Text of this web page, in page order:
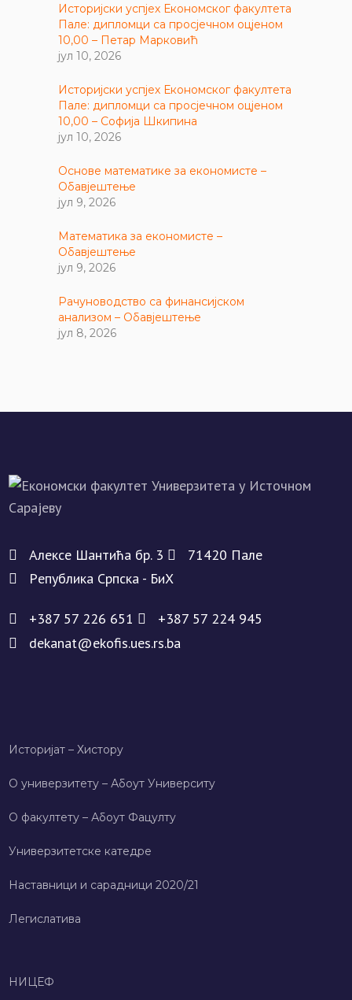
Историјски успјех Економског факултета
Пале: дипломци са просјечном оцјеном
10,00 – Петар Марковић
јул 10, 2026
Историјски успјех Економског факултета
Пале: дипломци са просјечном оцјеном
10,00 – Софија Шкипина
јул 10, 2026
Основе математике за економисте –
Обавјештење
јул 9, 2026
Математика за економисте –
Обавјештење
јул 9, 2026
Рачуноводство са финансијском
анализом – Обавјештење
јул 8, 2026
Алeксe Шантића бр. 3
71420 Палe
Рeпублика Српска - БиХ
+387 57 226 651
+387 57 224 945
dekanat@ekofis.ues.rs.ba
Историјат – Хисторy
О универзитету – Абоут Университy
О факултету – Абоут Фацултy
Универзитетске катедре
Наставници и сарадници 2020/21
Легислатива
НИЦЕФ